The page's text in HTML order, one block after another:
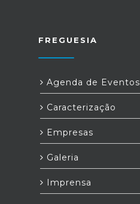
FREGUESIA
Agenda de Eventos
Caracterização
Empresas
Galeria
Imprensa